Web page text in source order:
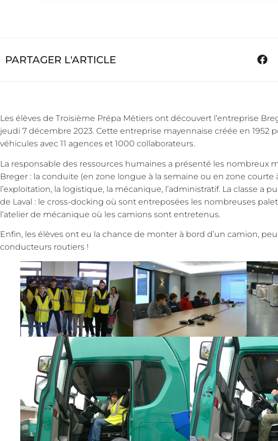
PARTAGER L'ARTICLE
Les élèves de Troisième Prépa Métiers ont découvert l’entreprise
jeudi 7 décembre 2023. Cette entreprise mayennaise créée en 1952
véhicules avec 11 agences et 1000 collaborateurs.
La responsable des ressources humaines a présenté les nombreux
Breger : la conduite (en zone longue à la semaine ou en zone courte
l’exploitation, la logistique, la mécanique, l’administratif. La classe a
de Laval : le cross-docking où sont entreposées les nombreuses
l’atelier de mécanique où les camions sont entretenus.
Enfin, les élèves ont eu la chance de monter à bord d’un camion,
conducteurs routiers !